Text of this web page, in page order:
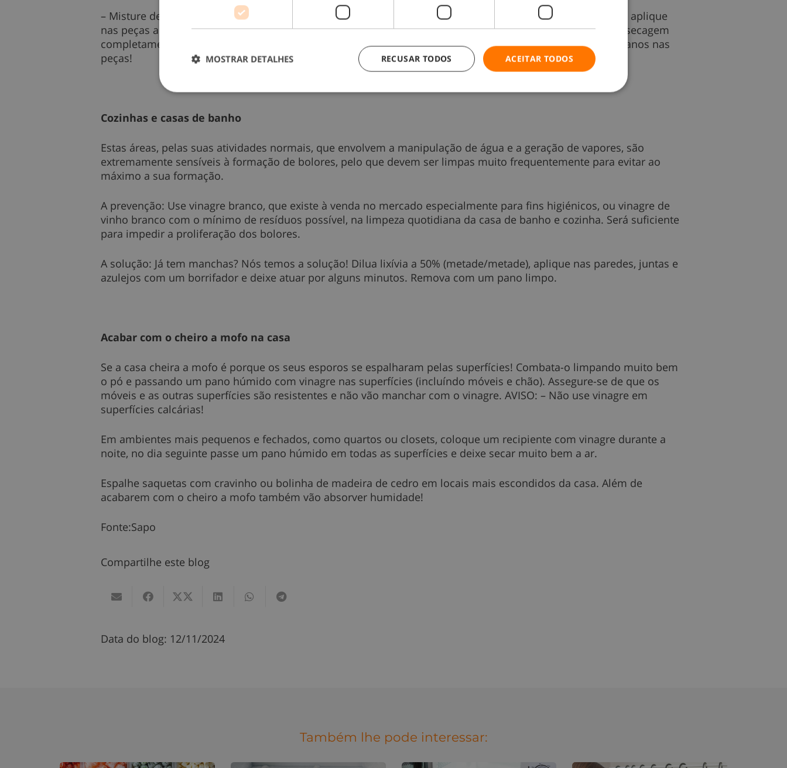
– Misture de 1 chávena de amaciador com 1 chávena de álcool e 1 litro de água. Coloque num borrifador e aplique
nas peças antes de passar (exceto as toalhas de banho que não devem ser passadas a ferro). Aguarde até secagem
completamente antes de guardar. AVISO: – teste numa área não visível da roupa para verificar eventuais danos nas
peças!
Cozinhas e casas de banho
Estas áreas, pelas suas atividades normais, que envolvem a manipulação de água e a geração de vapores, são
extremamente sensíveis à formação de bolores, pelo que devem ser limpas muito frequentemente para evitar ao
máximo a sua formação.
A prevenção: Use vinagre branco, que existe à venda no mercado especialmente para fins higiénicos, ou vinagre de
vinho branco com o mínimo de resíduos possível, na limpeza quotidiana da casa de banho e cozinha. Será suficiente
para impedir a proliferação dos bolores.
A solução: Já tem manchas? Nós temos a solução! Dilua lixívia a 50% (metade/metade), aplique nas paredes, juntas e
azulejos com um borrifador e deixe atuar por alguns minutos. Remova com um pano limpo.
Acabar com o cheiro a mofo na casa
Se a casa cheira a mofo é porque os seus esporos se espalharam pelas superfícies! Combata-o limpando muito bem
o pó e passando um pano húmido com vinagre nas superfícies (incluíndo móveis e chão). Assegure-se de que os
móveis e as outras superfícies são resistentes e não vão manchar com o vinagre. AVISO: – Não use vinagre em
superfícies calcárias!
Em ambientes mais pequenos e fechados, como quartos ou closets, coloque um recipiente com vinagre durante a
noite, no dia seguinte passe um pano húmido em todas as superfícies e deixe secar muito bem a ar.
Espalhe saquetas com cravinho ou bolinha de madeira de cedro em locais mais escondidos da casa. Além de
acabarem com o cheiro a mofo também vão absorver humidade!
Fonte:Sapo
Compartilhe este blog
Data do blog: 12/11/2024
Também lhe pode interessar:
ACEITAR TODOS
RECUSAR TODOS
MOSTRAR DETALHES